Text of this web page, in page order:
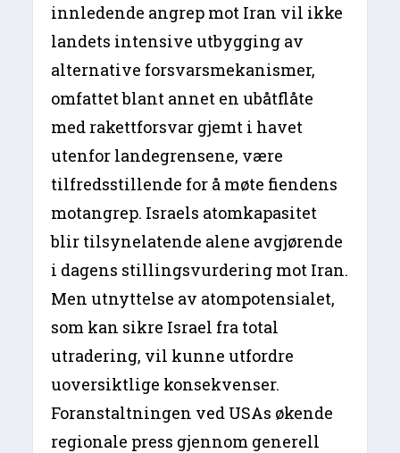
innledende angrep mot Iran vil ikke
landets intensive utbygging av
alternative forsvarsmekanismer,
omfattet blant annet en ubåtflåte
med rakettforsvar gjemt i havet
utenfor landegrensene, være
tilfredsstillende for å møte fiendens
motangrep. Israels atomkapasitet
blir tilsynelatende alene avgjørende
i dagens stillingsvurdering mot Iran.
Men utnyttelse av atompotensialet,
som kan sikre Israel fra total
utradering, vil kunne utfordre
uoversiktlige konsekvenser.
Foranstaltningen ved USAs økende
regionale press gjennom generell